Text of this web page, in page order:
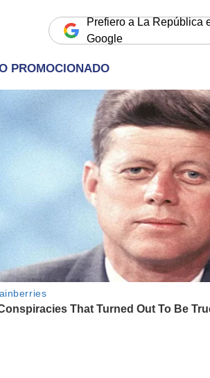
Prefiero a La República
Google